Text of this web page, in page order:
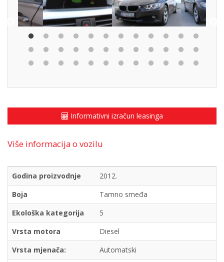
Informativni izračun leasinga
Više informacija o vozilu
Godina proizvodnje
2012.
Boja
Tamno smeđa
Ekološka kategorija
5
Vrsta motora
Diesel
Vrsta mjenača:
Automatski